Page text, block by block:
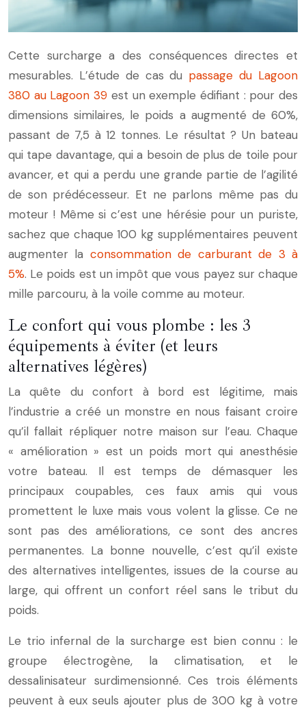
Cette surcharge a des conséquences directes et
mesurables. L’étude de cas du passage du Lagoon
380 au Lagoon 39 est un exemple édifiant : pour des
dimensions similaires, le poids a augmenté de 60%,
passant de 7,5 à 12 tonnes. Le résultat ? Un bateau
qui tape davantage, qui a besoin de plus de toile pour
avancer, et qui a perdu une grande partie de l’agilité
de son prédécesseur. Et ne parlons même pas du
moteur ! Même si c’est une hérésie pour un puriste,
sachez que chaque 100 kg supplémentaires peuvent
augmenter la consommation de carburant de 3 à
5%. Le poids est un impôt que vous payez sur chaque
mille parcouru, à la voile comme au moteur.
Le confort qui vous plombe : les 3
équipements à éviter (et leurs
alternatives légères)
La quête du confort à bord est légitime, mais
l’industrie a créé un monstre en nous faisant croire
qu’il fallait répliquer notre maison sur l’eau. Chaque
« amélioration » est un poids mort qui anesthésie
votre bateau. Il est temps de démasquer les
principaux coupables, ces faux amis qui vous
promettent le luxe mais vous volent la glisse. Ce ne
sont pas des améliorations, ce sont des ancres
permanentes. La bonne nouvelle, c’est qu’il existe
des alternatives intelligentes, issues de la course au
large, qui offrent un confort réel sans le tribut du
poids.
Le trio infernal de la surcharge est bien connu : le
groupe électrogène, la climatisation, et le
dessalinisateur surdimensionné. Ces trois éléments
peuvent à eux seuls ajouter plus de 300 kg à votre